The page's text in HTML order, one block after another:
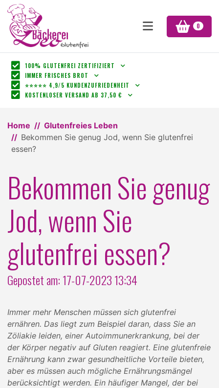
0
100% GLUTENFREI ZERTIFIZIERT
IMMER FRISCHES BROT
⭐⭐⭐⭐⭐ 4,9/5 KUNDENZUFRIEDENHEIT
KOSTENLOSER VERSAND AB 37,50 €
Home
Glutenfreies Leben
Bekommen Sie genug Jod, wenn Sie glutenfrei
essen?
Bekommen Sie genug
Jod, wenn Sie
glutenfrei essen?
Gepostet am: 17-07-2023 13:34
Immer mehr Menschen müssen sich glutenfrei
ernähren. Das liegt zum Beispiel daran, dass Sie an
Zöliakie leiden, einer Autoimmunerkrankung, bei der
der Körper negativ auf Gluten reagiert. Eine glutenfreie
Ernährung kann zwar gesundheitliche Vorteile bieten,
aber es müssen auch mögliche Ernährungsmängel
berücksichtigt werden. Ein häufiger Mangel, der bei